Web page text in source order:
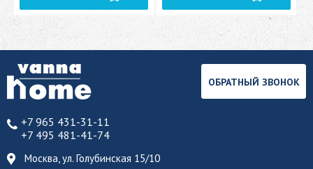
+7 965 431-31-11
+7 495 481-41-74
Москва, ул. Голубинская 15/10
ОБРАТНЫЙ ЗВОНОК